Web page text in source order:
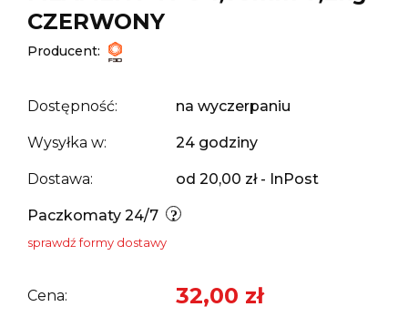
CZERWONY
Producent:
Dostępność: na wyczerpaniu
Wysyłka w: 24 godziny
Dostawa: od 20,00 zł - InPost
Paczkomaty 24/7
sprawdź formy dostawy
Cena: 32,00 zł